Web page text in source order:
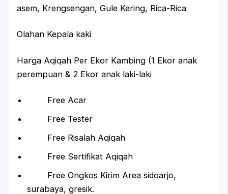
asem, Krengsengan, Gule Kering, Rica-Rica
Olahan Kepala kaki
Harga Aqiqah Per Ekor Kambing (1 Ekor anak
perempuan & 2 Ekor anak laki-laki
Free Acar
Free Tester
Free Risalah Aqiqah
Free Sertifikat Aqiqah
Free Ongkos Kirim Area sidoarjo,
surabaya, gresik.